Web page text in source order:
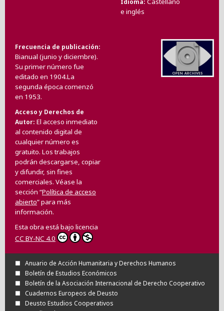
e inglés
Frecuencia de publicación
Bianual (junio y diciembre).
Su primer número fue
editado en 1904.La
segunda época comenzó
en 1953.
Acceso y Derechos de
Autor El acceso inmediato
al contenido digital de
cualquier número es
gratuito. Los trabajos
podrán descargarse, copiar
y difundir, sin fines
comerciales. Véase la
sección “Política de acceso
abierto” para más
información.
Esta obra está bajo licencia
CC BY-NC 4.0
Anuario de Acción Humanitaria y Derechos Humanos
Boletín de Estudios Económicos
Boletín de la Asociación Internacional de Derecho Cooperativo
Cuadernos Europeos de Deusto
Deusto Estudios Cooperativos